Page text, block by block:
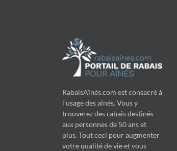
RabaisAînés.com est consacré à
l’usage des aînés. Vous y
trouverez des rabais destinés
aux personnes de 50 ans et
plus. Tout ceci pour augmenter
votre qualité de vie et vous